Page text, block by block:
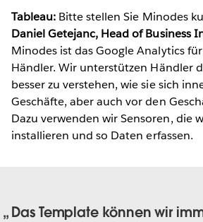
Tableau: Bitte stellen Sie Minodes
Daniel Getejanc, Head of Business
Minodes ist das Google Analytics
Händler. Wir unterstützen Händler
besser zu verstehen, wie sie sich
Geschäfte, aber auch vor den
Dazu verwenden wir Sensoren, die
installieren und so Daten erfassen.
Das Template können wir